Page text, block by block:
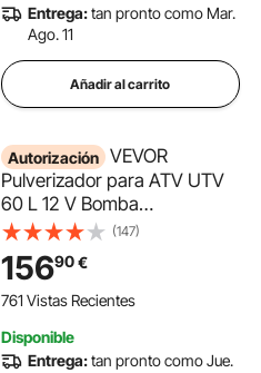
Entrega:tan pronto como Mar.
Ago. 11
Añadir al carrito
Autorización VEVOR
Pulverizador para ATV UTV
60 L 12 V Bomba
Pulverizador de Malezas
para Jardín con Tanque de
Agua, Rampa de Boquilla,
Manguera de 6,1 m, Flujo de
Ajustable 0-72 PSI, Blanco
(147)
15690€
761 Vistas Recientes
Disponible
Entrega:tan pronto como Jue.